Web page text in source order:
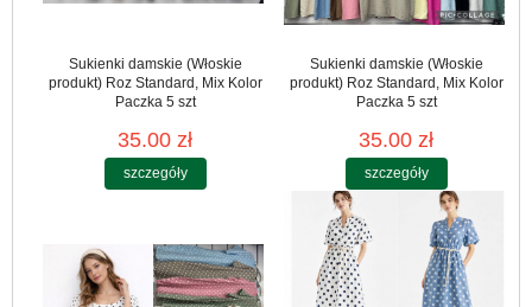
Sukienki damskie (Włoskie
produkt) Roz Standard, Mix Kolor
Paczka 5 szt
35.00 zł
szczegóły
Sukienki damskie (Włoskie
produkt) Roz Standard, Mix Kolor
Paczka 5 szt
35.00 zł
szczegóły